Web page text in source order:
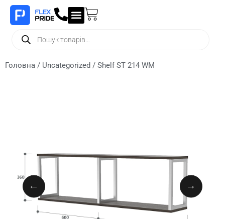
Головна / Uncategorized / Shelf ST 214 WM